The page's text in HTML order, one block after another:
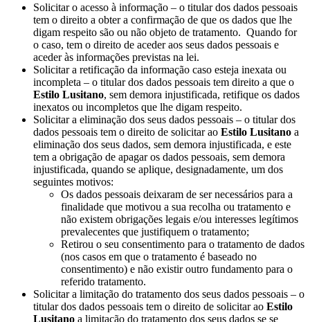
Solicitar o acesso à informação – o titular dos dados pessoais
tem o direito a obter a confirmação de que os dados que lhe
digam respeito são ou não objeto de tratamento. Quando for
o caso, tem o direito de aceder aos seus dados pessoais e
aceder às informações previstas na lei.
Solicitar a retificação da informação caso esteja inexata ou
incompleta – o titular dos dados pessoais tem direito a que o
Estilo Lusitano, sem demora injustificada, retifique os dados
inexatos ou incompletos que lhe digam respeito.
Solicitar a eliminação dos seus dados pessoais – o titular dos
dados pessoais tem o direito de solicitar ao Estilo Lusitano a
eliminação dos seus dados, sem demora injustificada, e este
tem a obrigação de apagar os dados pessoais, sem demora
injustificada, quando se aplique, designadamente, um dos
seguintes motivos:
Os dados pessoais deixaram de ser necessários para a
finalidade que motivou a sua recolha ou tratamento e
não existem obrigações legais e/ou interesses legítimos
prevalecentes que justifiquem o tratamento;
Retirou o seu consentimento para o tratamento de dados
(nos casos em que o tratamento é baseado no
consentimento) e não existir outro fundamento para o
referido tratamento.
Solicitar a limitação do tratamento dos seus dados pessoais – o
titular dos dados pessoais tem o direito de solicitar ao Estilo
Lusitano a limitação do tratamento dos seus dados se se